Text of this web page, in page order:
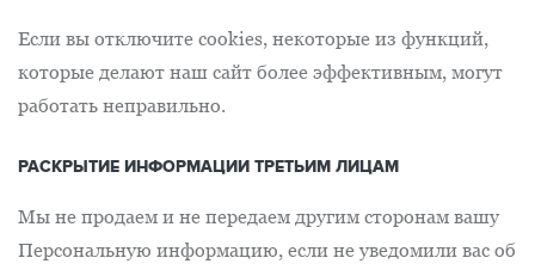
Если вы отключите cookies, некоторые из функций,
которые делают наш сайт более эффективным, могут
работать неправильно.
РАСКРЫТИЕ ИНФОРМАЦИИ ТРЕТЬИМ ЛИЦАМ
Мы не продаем и не передаем другим сторонам вашу
Персональную информацию, если не уведомили вас об